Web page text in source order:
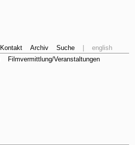
Kontakt Archiv Suche
english
Filmvermittlung/Veranstaltungen